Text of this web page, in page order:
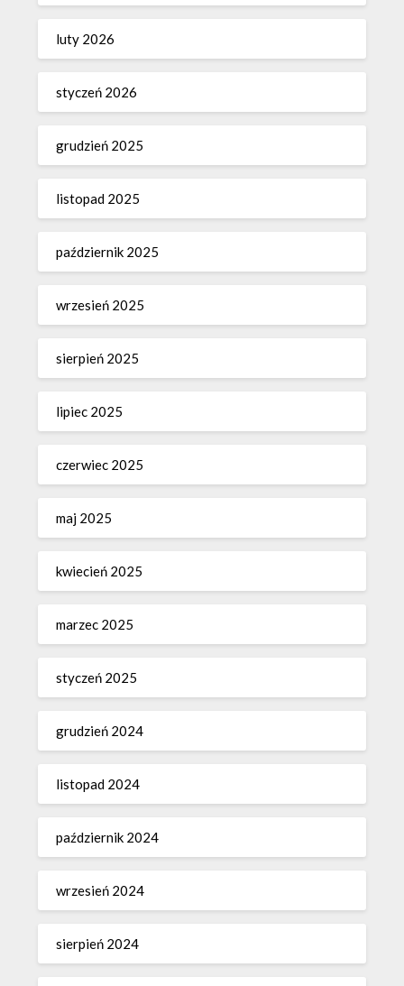
luty 2026
styczeń 2026
grudzień 2025
listopad 2025
październik 2025
wrzesień 2025
sierpień 2025
lipiec 2025
czerwiec 2025
maj 2025
kwiecień 2025
marzec 2025
styczeń 2025
grudzień 2024
listopad 2024
październik 2024
wrzesień 2024
sierpień 2024